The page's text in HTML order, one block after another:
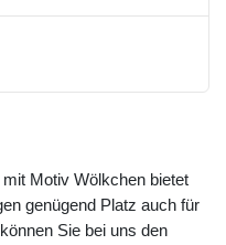
Motiv Wölkchen bietet
genügend Platz auch für
Sie bei uns den